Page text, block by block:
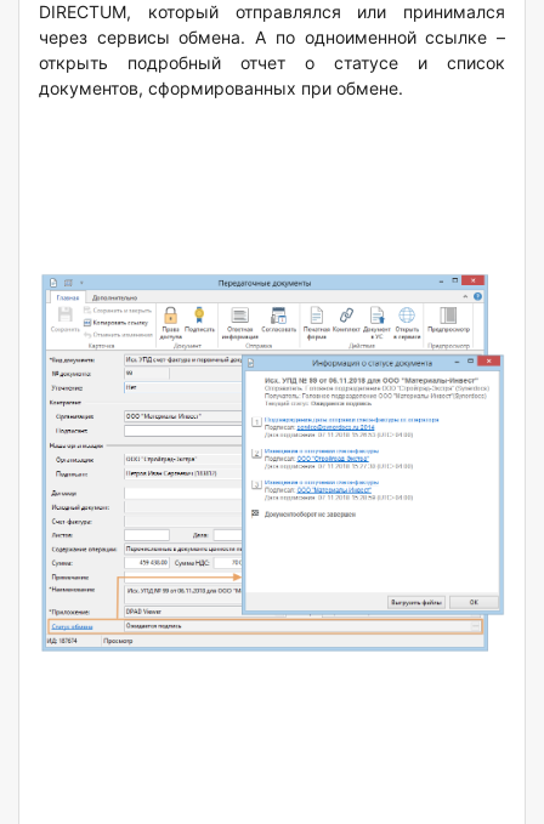
DIRECTUM, который отправлялся или принимался
через сервисы обмена. А по одноименной ссылке –
открыть подробный отчет о статусе и список
документов, сформированных при обмене.